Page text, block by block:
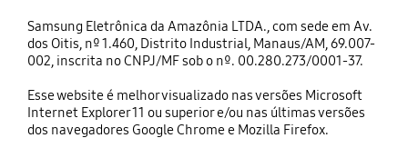
Samsung Eletrônica da Amazônia LTDA., com sede em Av.
dos Oitis, nº 1.460, Distrito Industrial, Manaus/AM, 69.007-
002, inscrita no CNPJ/MF sob o nº. 00.280.273/0001-37.
Esse website é melhor visualizado nas versões Microsoft
Internet Explorer 11 ou superior e/ou nas últimas versões
dos navegadores Google Chrome e Mozilla Firefox.